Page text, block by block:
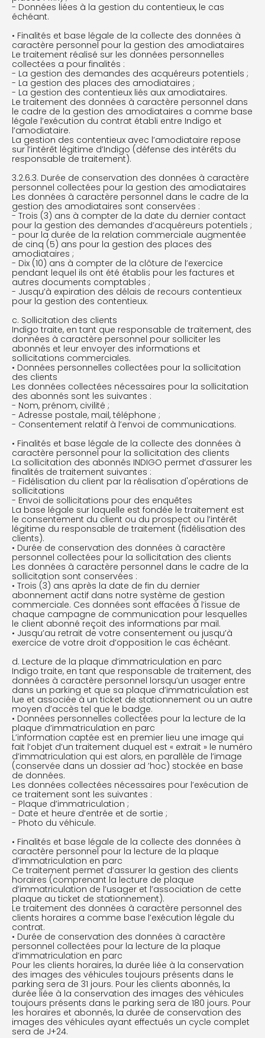
- Données liées à la gestion du contentieux, le cas
échéant.
• Finalités et base légale de la collecte des données à
caractère personnel pour la gestion des amodiataires
Le traitement réalisé sur les données personnelles
collectées a pour finalités :
- La gestion des demandes des acquéreurs potentiels ;
- La gestion des places des amodiataires ;
- La gestion des contentieux liés aux amodiataires.
Le traitement des données à caractère personnel dans
le cadre de la gestion des amodiataires a comme base
légale l’exécution du contrat établi entre Indigo et
l’amodiataire.
La gestion des contentieux avec l’amodiataire repose
sur l’intérêt légitime d’Indigo (défense des intérêts du
responsable de traitement).
3.2.6.3. Durée de conservation des données à caractère
personnel collectées pour la gestion des amodiataires
Les données à caractère personnel dans le cadre de la
gestion des amodiataires sont conservées :
- Trois (3) ans à compter de la date du dernier contact
pour la gestion des demandes d’acquéreurs potentiels ;
- pour la durée de la relation commerciale augmentée
de cinq (5) ans pour la gestion des places des
amodiataires ;
- Dix (10) ans à compter de la clôture de l’exercice
pendant lequel ils ont été établis pour les factures et
autres documents comptables ;
- Jusqu’à expiration des délais de recours contentieux
pour la gestion des contentieux.
c. Sollicitation des clients
Indigo traite, en tant que responsable de traitement, des
données à caractère personnel pour solliciter les
abonnés et leur envoyer des informations et
sollicitations commerciales.
• Données personnelles collectées pour la sollicitation
des clients
Les données collectées nécessaires pour la sollicitation
des abonnés sont les suivantes :
- Nom, prénom, civilité ;
- Adresse postale, mail, téléphone ;
- Consentement relatif à l’envoi de communications.
• Finalités et base légale de la collecte des données à
caractère personnel pour la sollicitation des clients
La sollicitation des abonnés INDIGO permet d’assurer les
finalités de traitement suivantes :
- Fidélisation du client par la réalisation d'opérations de
sollicitations
- Envoi de sollicitations pour des enquêtes
La base légale sur laquelle est fondée le traitement est
le consentement du client ou du prospect ou l’intérêt
légitime du responsable de traitement (fidélisation des
clients).
• Durée de conservation des données à caractère
personnel collectées pour la sollicitation des clients
Les données à caractère personnel dans le cadre de la
sollicitation sont conservées :
• Trois (3) ans après la date de fin du dernier
abonnement actif dans notre système de gestion
commerciale. Ces données sont effacées à l’issue de
chaque campagne de communication pour lesquelles
le client abonné reçoit des informations par mail.
• Jusqu’au retrait de votre consentement ou jusqu’à
exercice de votre droit d’opposition le cas échéant.
d. Lecture de la plaque d’immatriculation en parc
Indigo traite, en tant que responsable de traitement, des
données à caractère personnel lorsqu’un usager entre
dans un parking et que sa plaque d’immatriculation est
lue et associée à un ticket de stationnement ou un autre
moyen d’accès tel que le badge.
• Données personnelles collectées pour la lecture de la
plaque d’immatriculation en parc
L’information captée est en premier lieu une image qui
fait l’objet d’un traitement duquel est « extrait » le numéro
d’immatriculation qui est alors, en parallèle de l’image
(conservée dans un dossier ad ’hoc) stockée en base
de données.
Les données collectées nécessaires pour l’exécution de
ce traitement sont les suivantes :
- Plaque d’immatriculation ;
- Date et heure d’entrée et de sortie ;
- Photo du véhicule.
• Finalités et base légale de la collecte des données à
caractère personnel pour la lecture de la plaque
d’immatriculation en parc
Ce traitement permet d’assurer la gestion des clients
horaires (comprenant la lecture de plaque
d’immatriculation de l’usager et l’association de cette
plaque au ticket de stationnement).
Le traitement des données à caractère personnel des
clients horaires a comme base l’exécution légale du
contrat.
• Durée de conservation des données à caractère
personnel collectées pour la lecture de la plaque
d’immatriculation en parc
Pour les clients horaires, la durée liée à la conservation
des images des véhicules toujours présents dans le
parking sera de 31 jours. Pour les clients abonnés, la
durée liée à la conservation des images des véhicules
toujours présents dans le parking sera de 180 jours. Pour
les horaires et abonnés, la durée de conservation des
images des véhicules ayant effectués un cycle complet
sera de J+24.